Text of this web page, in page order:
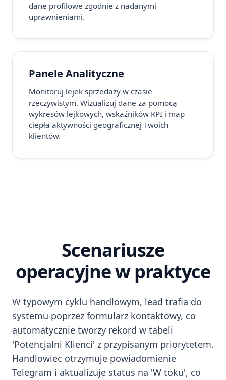
dane profilowe zgodnie z nadanymi
uprawnieniami.
Panele Analityczne
Monitoruj lejek sprzedaży w czasie
rzeczywistym. Wizualizuj dane za pomocą
wykresów lejkowych, wskaźników KPI i map
ciepła aktywności geograficznej Twoich
klientów.
Scenariusze
operacyjne w praktyce
W typowym cyklu handlowym, lead trafia do
systemu poprzez formularz kontaktowy, co
automatycznie tworzy rekord w tabeli
'Potencjalni Klienci' z przypisanym priorytetem.
Handlowiec otrzymuje powiadomienie
Telegram i aktualizuje status na 'W toku', co